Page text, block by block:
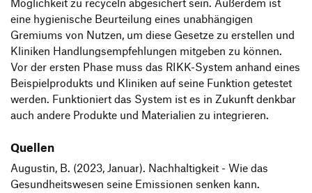
Möglichkeit zu recyceln abgesichert sein. Außerdem ist
eine hygienische Beurteilung eines unabhängigen
Gremiums von Nutzen, um diese Gesetze zu erstellen und
Kliniken Handlungsempfehlungen mitgeben zu können.
Vor der ersten Phase muss das RIKK-System anhand eines
Beispielprodukts und Kliniken auf seine Funktion getestet
werden. Funktioniert das System ist es in Zukunft denkbar
auch andere Produkte und Materialien zu integrieren.
Quellen
Augustin, B. (2023, Januar). Nachhaltigkeit - Wie das
Gesundheitswesen seine Emissionen senken kann.